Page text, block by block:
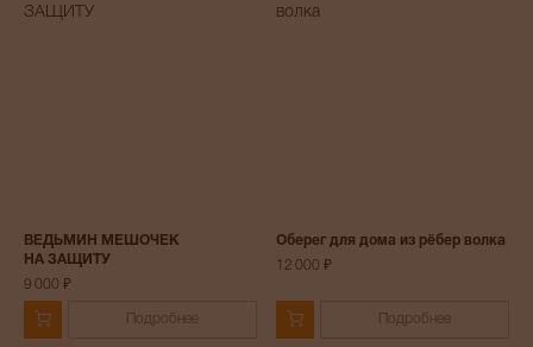
ВЕДЬМИН МЕШОЧЕК
НА ЗАЩИТУ
9 000 ₽
Подробнее
Оберег для дома из рёбер волка
12 000 ₽
Подробнее